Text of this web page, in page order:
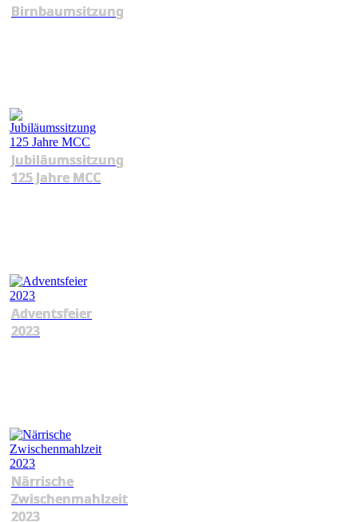
Birnbaumsitzung
Jubiläumssitzung
125 Jahre MCC
Adventsfeier
2023
Närrische
Zwischenmahlzeit
2023